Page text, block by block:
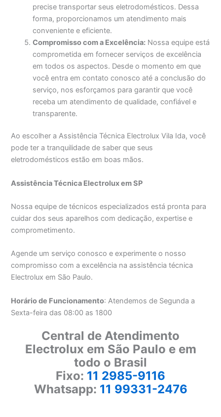
precise transportar seus eletrodomésticos. Dessa
forma, proporcionamos um atendimento mais
conveniente e eficiente.
Compromisso com a Excelência: Nossa equipe está
comprometida em fornecer serviços de excelência
em todos os aspectos. Desde o momento em que
você entra em contato conosco até a conclusão do
serviço, nos esforçamos para garantir que você
receba um atendimento de qualidade, confiável e
transparente.
Ao escolher a Assistência Técnica Electrolux Vila Ida, você
pode ter a tranquilidade de saber que seus
eletrodomésticos estão em boas mãos.
Assistência Técnica Electrolux em SP
Nossa equipe de técnicos especializados está pronta para
cuidar dos seus aparelhos com dedicação, expertise e
comprometimento.
Agende um serviço conosco e experimente o nosso
compromisso com a excelência na assistência técnica
Electrolux em São Paulo.
Horário de Funcionamento: Atendemos de Segunda a
Sexta-feira das 08:00 as 1800
Central de Atendimento
Electrolux em São Paulo e em
todo o Brasil
Fixo: 11 2985-9116
Whatsapp: 11 99331-2476